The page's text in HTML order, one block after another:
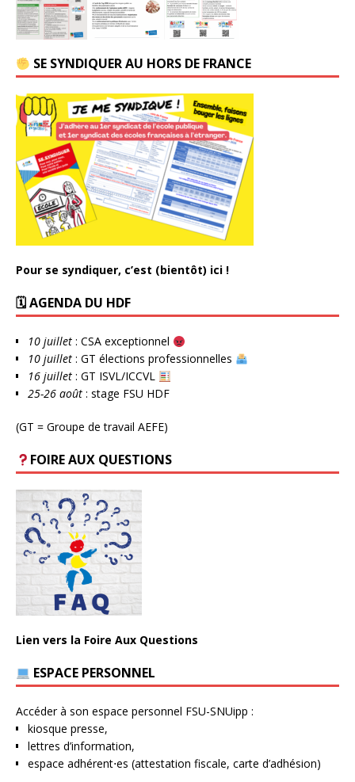
SE SYNDIQUER AU HORS DE FRANCE
Pour se syndiquer, c’est (bientôt) ici !
🗓 AGENDA DU HDF
10 juillet : CSA exceptionnel
10 juillet : GT élections professionnelles
16 juillet : GT ISVL/ICCVL
25-26 août : stage FSU HDF
(GT = Groupe de travail AEFE)
FOIRE AUX QUESTIONS
Lien vers la Foire Aux Questions
ESPACE PERSONNEL
Accéder à son espace personnel FSU-SNUipp :
kiosque presse,
lettres d’information,
espace adhérent⋅es (attestation fiscale, carte d’adhésion)